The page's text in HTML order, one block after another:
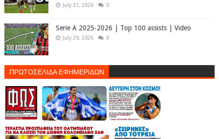
July 31, 2026 0
Serie A 2025-2026 | Top 100 assists | Video
July 29, 2026 0
ΠΡΩΤΟΣΕΛΙΔΑ ΕΦΗΜΕΡΙΔΩΝ